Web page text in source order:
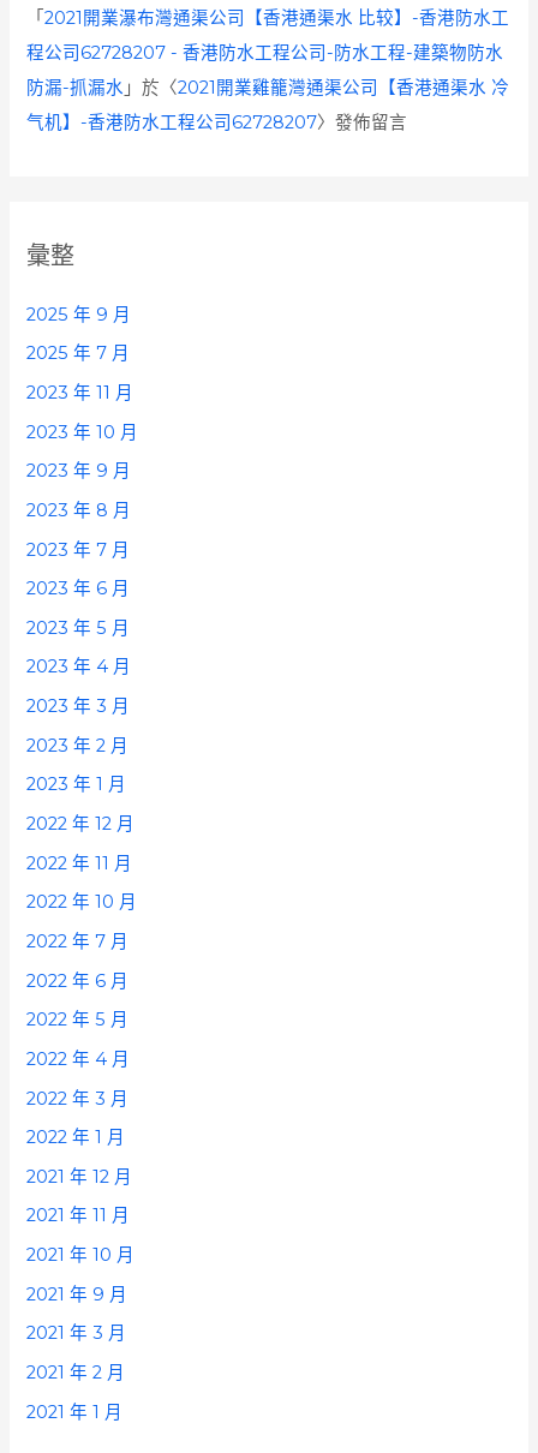
「2021開業瀑布灣通渠公司【香港通渠水 比较】-香港防水工
程公司62728207 - 香港防水工程公司-防水工程-建築物防水
防漏-抓漏水 」於〈2021開業雞籠灣通渠公司【香港通渠水 冷
气机】-香港防水工程公司62728207〉發佈留言
彙整
2025 年 9 月
2025 年 7 月
2023 年 11 月
2023 年 10 月
2023 年 9 月
2023 年 8 月
2023 年 7 月
2023 年 6 月
2023 年 5 月
2023 年 4 月
2023 年 3 月
2023 年 2 月
2023 年 1 月
2022 年 12 月
2022 年 11 月
2022 年 10 月
2022 年 7 月
2022 年 6 月
2022 年 5 月
2022 年 4 月
2022 年 3 月
2022 年 1 月
2021 年 12 月
2021 年 11 月
2021 年 10 月
2021 年 9 月
2021 年 3 月
2021 年 2 月
2021 年 1 月